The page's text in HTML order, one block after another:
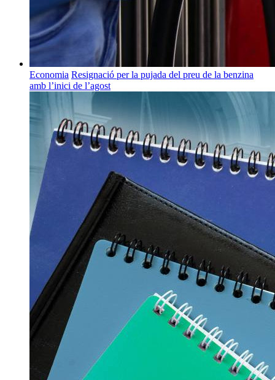
Economia Resignació per la pujada del preu de la benzina
amb l’inici de l’agost